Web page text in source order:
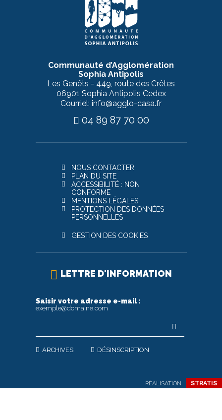
Communauté d’Agglomération
Sophia Antipolis
Les Genêts - 449, route des Crêtes
06901 Sophia Antipolis Cedex
Courriel: info@agglo-casa.fr
04 89 87 70 00
NOUS CONTACTER
PLAN DU SITE
ACCESSIBILITÉ : NON
CONFORME
MENTIONS LÉGALES
PROTECTION DES DONNÉES
PERSONNELLES
GESTION DES COOKIES
LETTRE D'INFORMATION
Saisir votre adresse e-mail :
exemple@domaine.com
ARCHIVES DÉSINSCRIPTION
RÉALISATION STRATIS